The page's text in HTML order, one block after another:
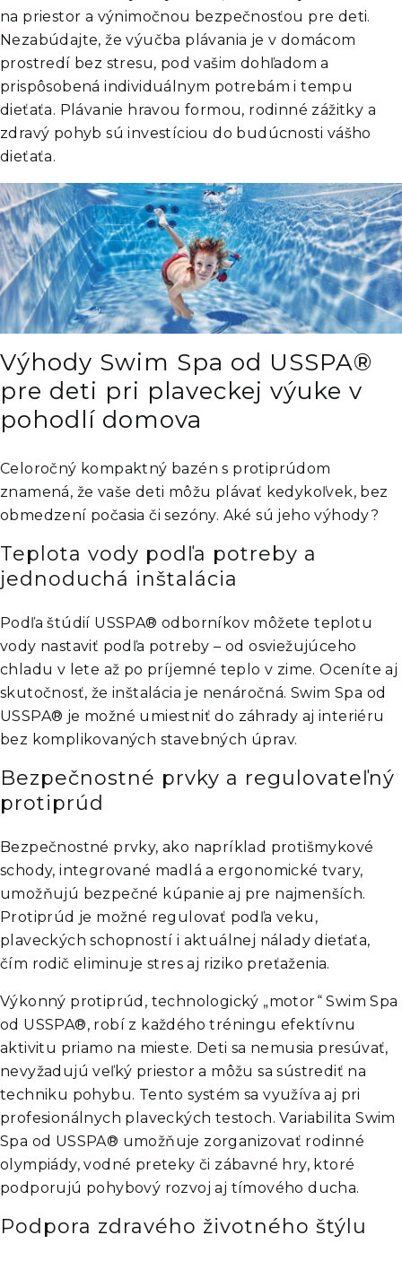
na priestor a výnimočnou bezpečnosťou pre deti.
Nezabúdajte, že výučba plávania je v domácom
prostredí bez stresu, pod vašim dohľadom a
prispôsobená individuálnym potrebám i tempu
dieťaťa. Plávanie hravou formou, rodinné zážitky a
zdravý pohyb sú investíciou do budúcnosti vášho
dieťaťa.
Výhody Swim Spa od USSPA®
pre deti pri plaveckej výuke v
pohodlí domova
Celoročný kompaktný bazén s protiprúdom
znamená, že vaše deti môžu plávať kedykoľvek, bez
obmedzení počasia či sezóny. Aké sú jeho výhody?
Teplota vody podľa potreby a
jednoduchá inštalácia
Podľa štúdií USSPA® odborníkov môžete teplotu
vody nastaviť podľa potreby – od osviežujúceho
chladu v lete až po príjemné teplo v zime. Oceníte aj
skutočnosť, že inštalácia je nenáročná. Swim Spa od
USSPA® je možné umiestniť do záhrady aj interiéru
bez komplikovaných stavebných úprav.​
Bezpečnostné prvky a regulovateľný
protiprúd
Bezpečnostné prvky, ako napríklad protišmykové
schody, integrované madlá a ergonomické tvary,
umožňujú bezpečné kúpanie aj pre najmenších.
Protiprúd je možné regulovať podľa veku,
plaveckých schopností i aktuálnej nálady dieťaťa,
čím rodič eliminuje stres aj riziko preťaženia.​
Výkonný protiprúd, technologický „motor“ Swim Spa
od USSPA®, robí z každého tréningu efektívnu
aktivitu priamo na mieste. Deti sa nemusia presúvať,
nevyžadujú veľký priestor a môžu sa sústrediť na
techniku pohybu. Tento systém sa využíva aj pri
profesionálnych plaveckých testoch. Variabilita Swim
Spa od USSPA® umožňuje zorganizovať rodinné
olympiády, vodné preteky či zábavné hry, ktoré
podporujú pohybový rozvoj aj tímového ducha.
Podpora zdravého životného štýlu